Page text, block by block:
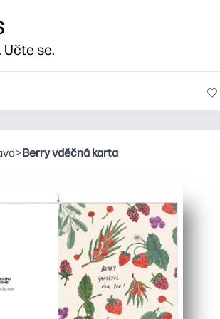
Učte se.
>Berry vděčná karta